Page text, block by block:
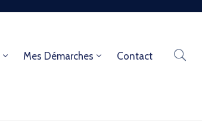
Mes Démarches Contact